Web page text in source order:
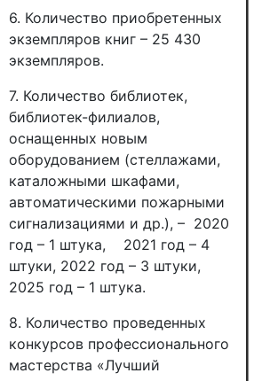
6. Количество приобретенных
экземпляров книг – 25 430
экземпляров.
7. Количество библиотек,
библиотек-филиалов,
оснащенных новым
оборудованием (стеллажами,
каталожными шкафами,
автоматическими пожарными
сигнализациями и др.), – 2020
год – 1 штука, 2021 год – 4
штуки, 2022 год – 3 штуки,
2025 год – 1 штука.
8. Количество проведенных
конкурсов профессионального
мастерства «Лучший